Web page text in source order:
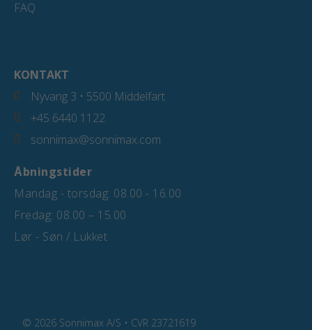
FAQ
KONTAKT
Nyvang 3 • 5500 Middelfart
+45 6440 1122
sonnimax@sonnimax.com
Åbningstider
Mandag - torsdag: 08.00 - 16.00
Fredag: 08.00 – 15.00
Lør - Søn / Lukket
© 2026 Sonnimax A/S • CVR 23721619